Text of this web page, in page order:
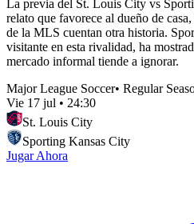
La previa del St. Louis City vs
relato que favorece al dueño de
de la MLS cuentan otra historia.
visitante en esta rivalidad, ha
mercado informal tiende a ignorar.
Major League Soccer• Regular
Vie 17 jul • 24:30
St. Louis City
Sporting Kansas City
Jugar Ahora